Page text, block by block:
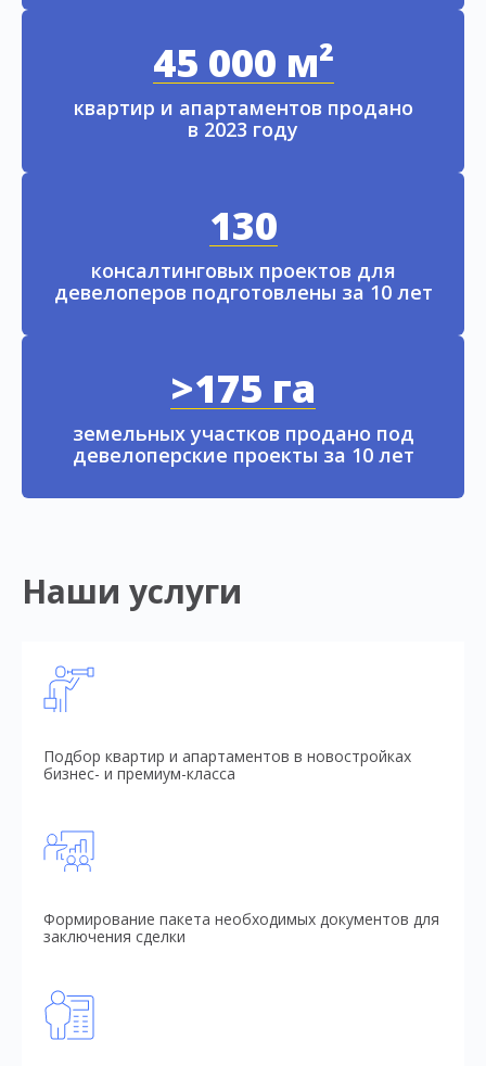
45 000 м²
квартир и апартаментов продано
в 2023 году
130
консалтинговых проектов для
девелоперов подготовлены за 10 лет
>175 га
земельных участков продано под
девелоперские проекты за 10 лет
Наши услуги
Подбор квартир и апартаментов в новостройках
бизнес- и премиум-класса
Формирование пакета необходимых документов для
заключения сделки